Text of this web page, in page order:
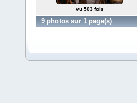
vu 503 fois
9 photos sur 1 page(s)